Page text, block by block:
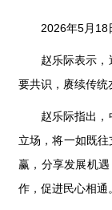
2026年5月18
赵乐际表示
要共识，赓续传统
赵乐际指出
立场，将一如既
赢，分享发展机
作，促进民心相通